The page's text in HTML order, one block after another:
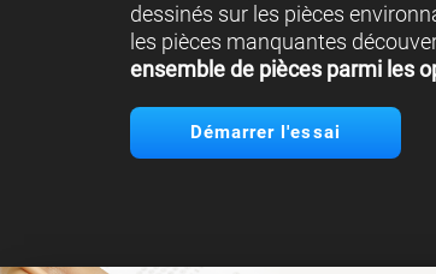
dessinés sur les pièces
les pièces manquantes
ensemble de pièces parmi les
Démarrer l'essai